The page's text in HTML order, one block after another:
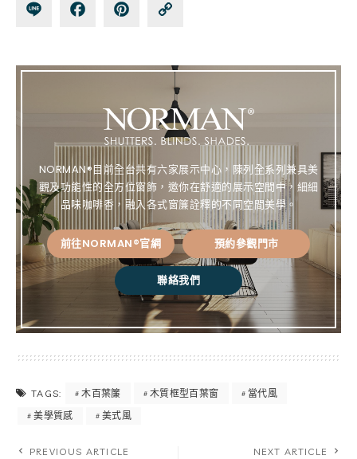
Lin Fa
ok
Pin
st k
NORMAN®目前全台共有六家展示中心，陳列全系列兼具美
觀及功能性的全方位窗飾，邀你在舒適的展示空間中，細細
品味咖啡香，融入各式窗簾詮釋的不同空間美學。
前往NORMAN®官網 預約參觀門市
聯絡我們
TAGS: 木百葉簾 木質框型百葉窗
當代風
美學質感
美式風
PREVIOUS ARTICLE NEXT ARTICLE